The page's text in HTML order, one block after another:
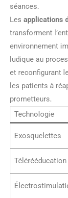
séances.
Les applications
transforment
environnement
ludique au
et reconfigurant
les patients à
prometteurs.
Technologie
Exosquelettes
Télérééducation